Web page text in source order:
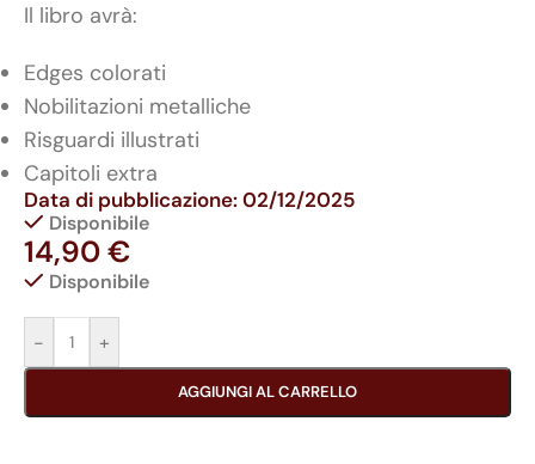
Il libro avrà:
Edges colorati
Nobilitazioni metalliche
Risguardi illustrati
Capitoli extra
Data di pubblicazione: 02/12/2025
Disponibile
14,90€
Disponibile
- +
AGGIUNGI AL CARRELLO